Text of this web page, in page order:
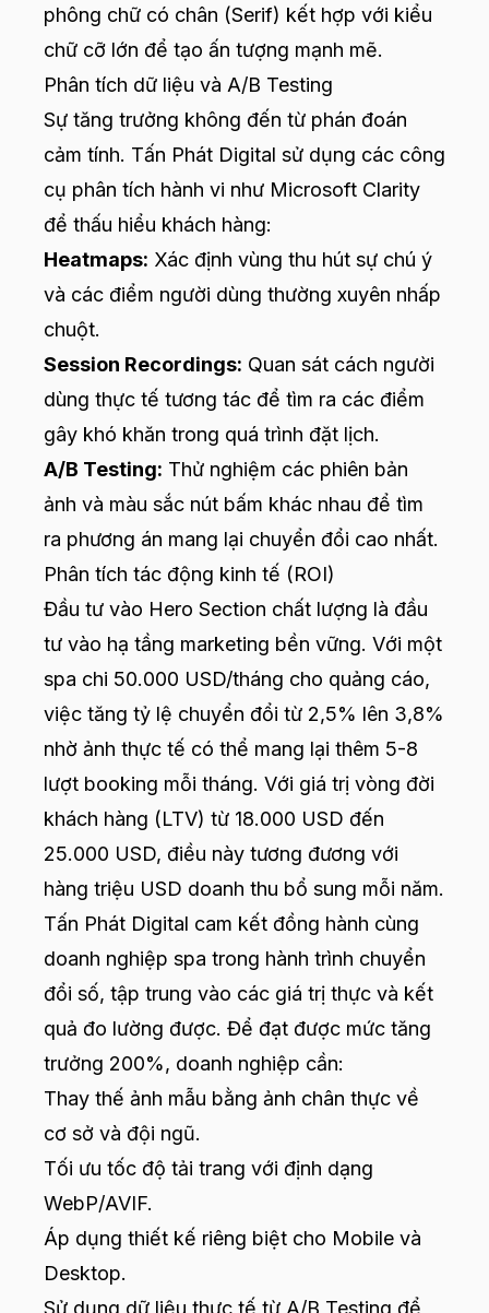
phông chữ có chân (Serif) kết hợp với kiểu
chữ cỡ lớn để tạo ấn tượng mạnh mẽ.
Phân tích dữ liệu và A/B Testing
Sự tăng trưởng không đến từ phán đoán
cảm tính. Tấn Phát Digital sử dụng các công
cụ phân tích hành vi như Microsoft Clarity
để thấu hiểu khách hàng:
Heatmaps: Xác định vùng thu hút sự chú ý
và các điểm người dùng thường xuyên nhấp
chuột.
Session Recordings: Quan sát cách người
dùng thực tế tương tác để tìm ra các điểm
gây khó khăn trong quá trình đặt lịch.
A/B Testing: Thử nghiệm các phiên bản
ảnh và màu sắc nút bấm khác nhau để tìm
ra phương án mang lại chuyển đổi cao nhất.
Phân tích tác động kinh tế (ROI)
Đầu tư vào Hero Section chất lượng là đầu
tư vào hạ tầng marketing bền vững. Với một
spa chi 50.000 USD/tháng cho quảng cáo,
việc tăng tỷ lệ chuyển đổi từ 2,5% lên 3,8%
nhờ ảnh thực tế có thể mang lại thêm 5-8
lượt booking mỗi tháng. Với giá trị vòng đời
khách hàng (LTV) từ 18.000 USD đến
25.000 USD, điều này tương đương với
hàng triệu USD doanh thu bổ sung mỗi năm.
Tấn Phát Digital cam kết đồng hành cùng
doanh nghiệp spa trong hành trình chuyển
đổi số, tập trung vào các giá trị thực và kết
quả đo lường được. Để đạt được mức tăng
trưởng 200%, doanh nghiệp cần:
Thay thế ảnh mẫu bằng ảnh chân thực về
cơ sở và đội ngũ.
Tối ưu tốc độ tải trang với định dạng
WebP/AVIF.
Áp dụng thiết kế riêng biệt cho Mobile và
Desktop.
Sử dụng dữ liệu thực tế từ A/B Testing để